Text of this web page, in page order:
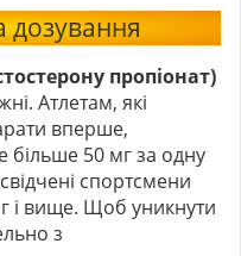
дозування
пропіонат)
Атлетам, які
вперше,
більше 50 мг за одну
спортсмени
і вище. Щоб уникнути
з